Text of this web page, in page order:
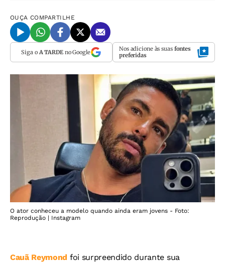
OUÇA COMPARTILHE
Siga o A TARDEno Google Nos adicione às suas fontes
preferidas
O ator conheceu a modelo quando ainda eram jovens - Foto:
Reprodução | Instagram
Cauã Reymond foi surpreendido durante sua